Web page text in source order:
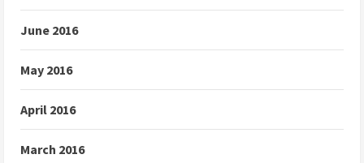
June 2016
May 2016
April 2016
March 2016